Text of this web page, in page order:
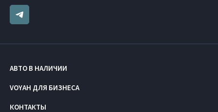
АВТО В НАЛИЧИИ
VOYAH ДЛЯ БИЗНЕСА
КОНТАКТЫ